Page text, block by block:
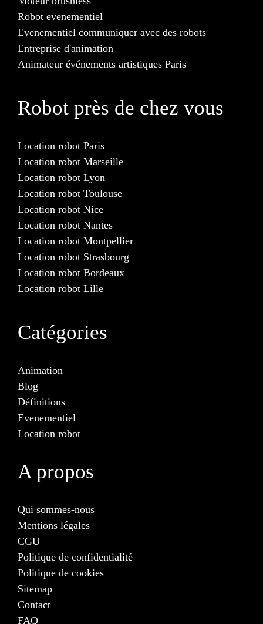
Robot evenementiel
Evenementiel communiquer avec des robots
Entreprise d'animation
Animateur événements artistiques Paris
Robot près de chez vous
Location robot Paris
Location robot Marseille
Location robot Lyon
Location robot Toulouse
Location robot Nice
Location robot Nantes
Location robot Montpellier
Location robot Strasbourg
Location robot Bordeaux
Location robot Lille
Catégories
Animation
Blog
Définitions
Evenementiel
Location robot
A propos
Qui sommes-nous
Mentions légales
CGU
Politique de confidentialité
Politique de cookies
Sitemap
Contact
FAQ